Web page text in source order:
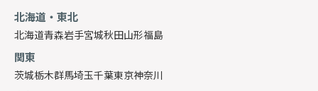
北海道・東北
北海道青森岩手宮城秋田山形福島
関東
茨城栃木群馬埼玉千葉東京神奈川